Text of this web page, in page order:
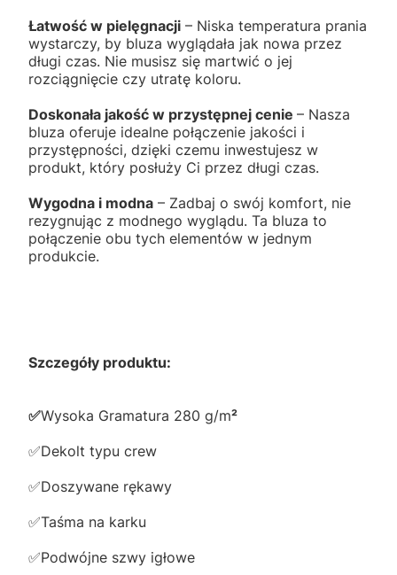
Łatwość w pielęgnacji – Niska temperatura prania
wystarczy, by bluza wyglądała jak nowa przez
długi czas. Nie musisz się martwić o jej
rozciągnięcie czy utratę koloru.
Doskonała jakość w przystępnej cenie – Nasza
bluza oferuje idealne połączenie jakości i
przystępności, dzięki czemu inwestujesz w
produkt, który posłuży Ci przez długi czas.
Wygodna i modna – Zadbaj o swój komfort, nie
rezygnując z modnego wyglądu. Ta bluza to
połączenie obu tych elementów w jednym
produkcie.
Szczegóły produktu:
✅️Wysoka Gramatura 280 g/m²
✅️Dekolt typu crew
✅️Doszywane rękawy
✅️Taśma na karku
✅️Podwójne szwy igłowe